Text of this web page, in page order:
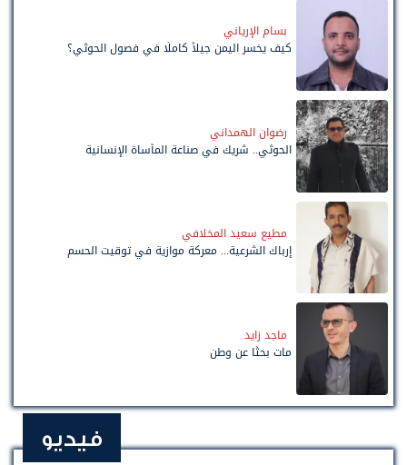
بسام الإرياني
كيف يخسر اليمن جيلاً كاملًا في فصول الحوثي؟
رضوان الهمداني
الحوثي.. شريك في صناعة المأساة الإنسانية
مطيع سعيد المخلافي
إرباك الشرعية... معركة موازية في توقيت الحسم
ماجد زايد
مات بحثًا عن وطن
فيديو